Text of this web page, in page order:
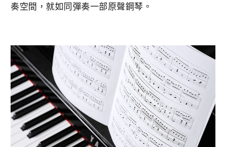
奏空間，就如同彈奏一部原聲鋼琴。